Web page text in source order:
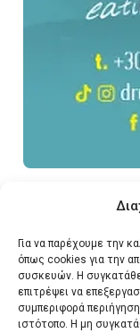
Για να παρέχουμε την
όπως cookies για την
συσκευών. Η
επιτρέψει να
συμπεριφορά
ιστότοπο. Η μη